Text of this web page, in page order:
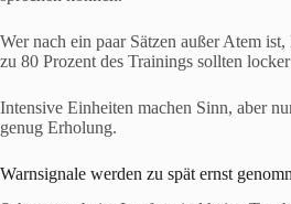
Wer nach ein paar Sätzen außer Atem
zu 80 Prozent des Trainings sollten
Intensive Einheiten machen Sinn, aber
genug Erholung.
Warnsignale werden zu spät ernst